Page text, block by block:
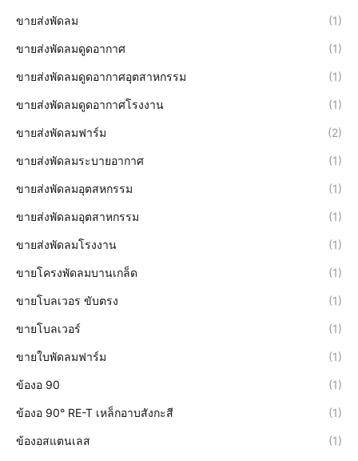
ขายส่งพัดลม (1)
ขายส่งพัดลมดูดอากาศ (1)
ขายส่งพัดลมดูดอากาศอุตสาหกรรม (1)
ขายส่งพัดลมดูดอากาศโรงงาน (1)
ขายส่งพัดลมฟาร์ม (2)
ขายส่งพัดลมระบายอากาศ (1)
ขายส่งพัดลมอุตสหกรรม (1)
ขายส่งพัดลมอุตสาหกรรม (1)
ขายส่งพัดลมโรงงาน (1)
ขายโครงพัดลมบานเกล็ด (1)
ขายโบลเวอร ขับตรง (1)
ขายโบลเวอร์ (1)
ขายใบพัดลมฟาร์ม (1)
ข้องอ 90 (1)
ข้องอ 90° RE-T เหล็กอาบสังกะสี (1)
ข้องอสแตนเลส (1)